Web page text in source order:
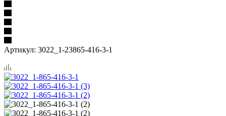
Артикул: 3022_1-23865-416-3-1